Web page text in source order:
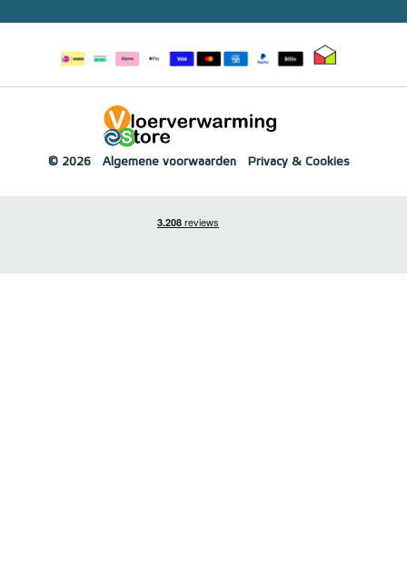
© 2026 Algemene voorwaarden Privacy & Cookies